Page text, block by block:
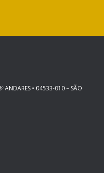
ANDARES • 04533-010 – SÃO